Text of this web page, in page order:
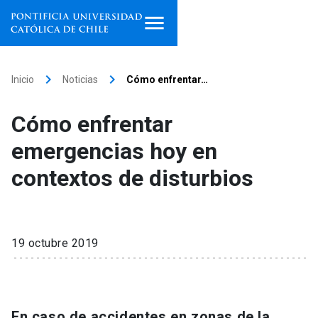
Facultades, escuelas e
institutos
Investigación
Extensión
Inicio keyboard_arrow_right Noticias keyboard_arrow_right Cómo enfrentar…
Cómo enfrentar
emergencias hoy en
contextos de disturbios
19 octubre 2019